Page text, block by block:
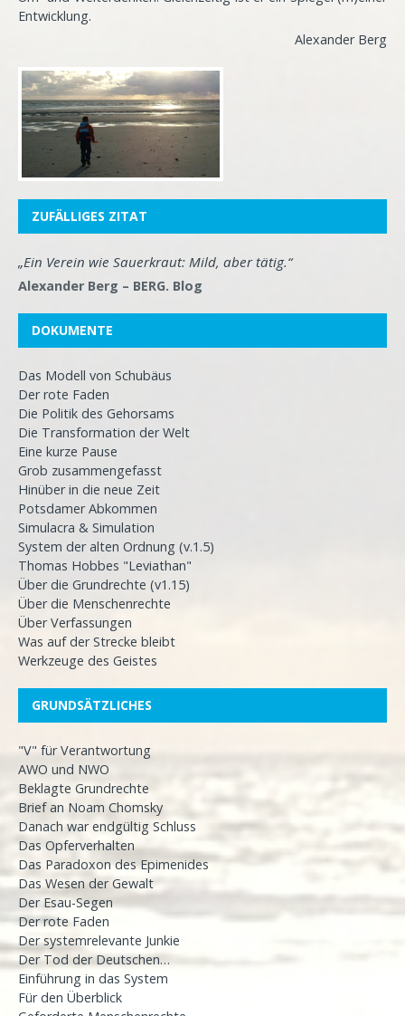
Entwicklung.
Alexander Berg
ZUFÄLLIGES ZITAT
„Ein Verein wie Sauerkraut: Mild, aber tätig.“
Alexander Berg – BERG. Blog
DOKUMENTE
Das Modell von Schubäus
Der rote Faden
Die Politik des Gehorsams
Die Transformation der Welt
Eine kurze Pause
Grob zusammengefasst
Hinüber in die neue Zeit
Potsdamer Abkommen
Simulacra & Simulation
System der alten Ordnung (v.1.5)
Thomas Hobbes "Leviathan"
Über die Grundrechte (v1.15)
Über die Menschenrechte
Über Verfassungen
Was auf der Strecke bleibt
Werkzeuge des Geistes
GRUNDSÄTZLICHES
"V" für Verantwortung
AWO und NWO
Beklagte Grundrechte
Brief an Noam Chomsky
Danach war endgültig Schluss
Das Opferverhalten
Das Paradoxon des Epimenides
Das Wesen der Gewalt
Der Esau-Segen
Der rote Faden
Der systemrelevante Junkie
Der Tod der Deutschen…
Einführung in das System
Für den Überblick